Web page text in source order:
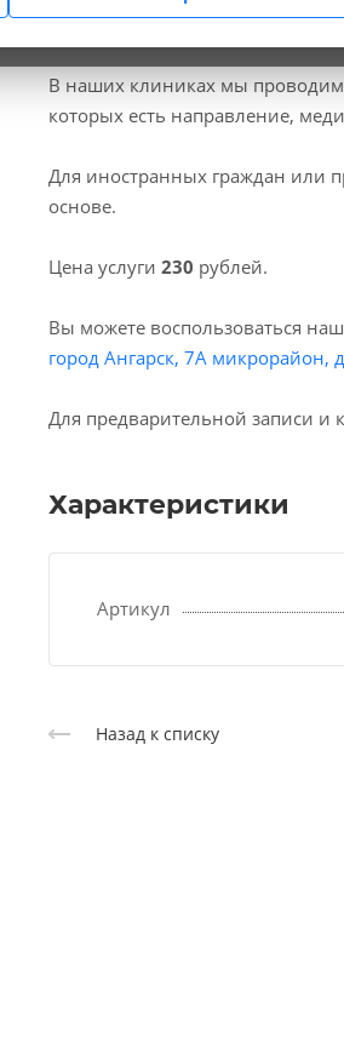
В наших клиниках мы проводим
которых есть направление,
Для иностранных граждан или
основе.
Цена услуги 230 рублей.
Вы можете воспользоваться
город Ангарск, 7А микрорайон,
Для предварительной записи и
Характеристики
Артикул
Назад к списку